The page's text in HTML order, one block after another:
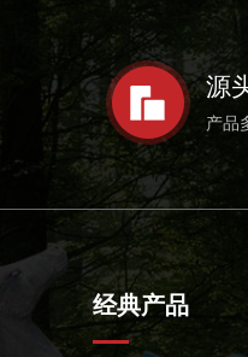
源
产品
经典产品